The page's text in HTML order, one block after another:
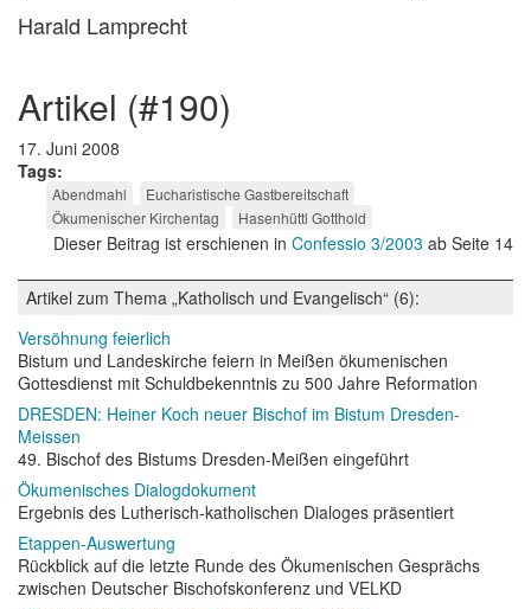
Harald Lamprecht
artikel (#190)
17. Juni 2008
Tags
Abendmahl
Eucharistische Gastbereitschaft
Ökumenischer Kirchentag
Hasenhüttl Gotthold
Dieser Beitrag ist erschienen in Confessio 3/2003 ab Seite 14
Artikel zum Thema „Katholisch und Evangelisch“ (6):
Versöhnung feierlich
Bistum und Landeskirche feiern in Meißen ökumenischen
Gottesdienst mit Schuldbekenntnis zu 500 Jahre Reformation
DRESDEN: Heiner Koch neuer Bischof im Bistum Dresden-
Meissen
49. Bischof des Bistums Dresden-Meißen eingeführt
Ökumenisches Dialogdokument
Ergebnis des Lutherisch-katholischen Dialoges präsentiert
Etappen-Auswertung
Rückblick auf die letzte Runde des Ökumenischen Gesprächs
zwischen Deutscher Bischofskonferenz und VELKD